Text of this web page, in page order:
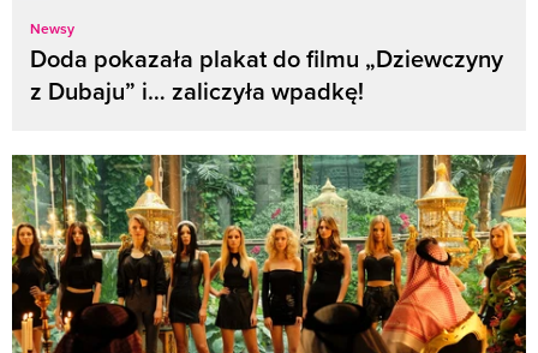
Newsy
Doda pokazała plakat do filmu „Dziewczyny
z Dubaju” i… zaliczyła wpadkę!